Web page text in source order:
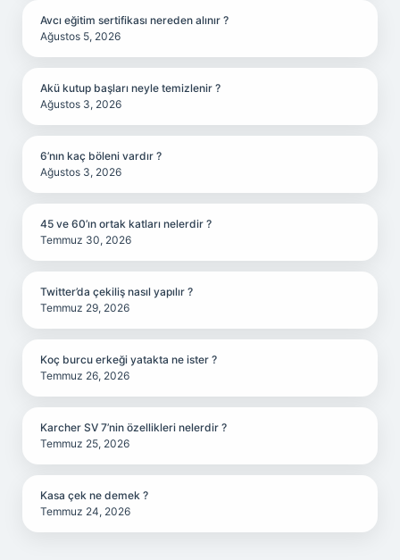
Avcı eğitim sertifikası nereden alınır ?
Ağustos 5, 2026
Akü kutup başları neyle temizlenir ?
Ağustos 3, 2026
6’nın kaç böleni vardır ?
Ağustos 3, 2026
45 ve 60’ın ortak katları nelerdir ?
Temmuz 30, 2026
Twitter’da çekiliş nasıl yapılır ?
Temmuz 29, 2026
Koç burcu erkeği yatakta ne ister ?
Temmuz 26, 2026
Karcher SV 7’nin özellikleri nelerdir ?
Temmuz 25, 2026
Kasa çek ne demek ?
Temmuz 24, 2026